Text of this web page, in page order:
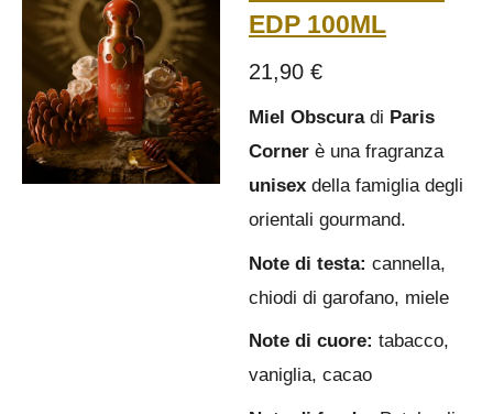
EDP 100ML
21,90 €
Miel Obscuradi Paris
Corner è una fragranza
unisex della famiglia degli
orientali gourmand.
Note di testa: cannella,
chiodi di garofano, miele
Note di cuore: tabacco,
vaniglia, cacao